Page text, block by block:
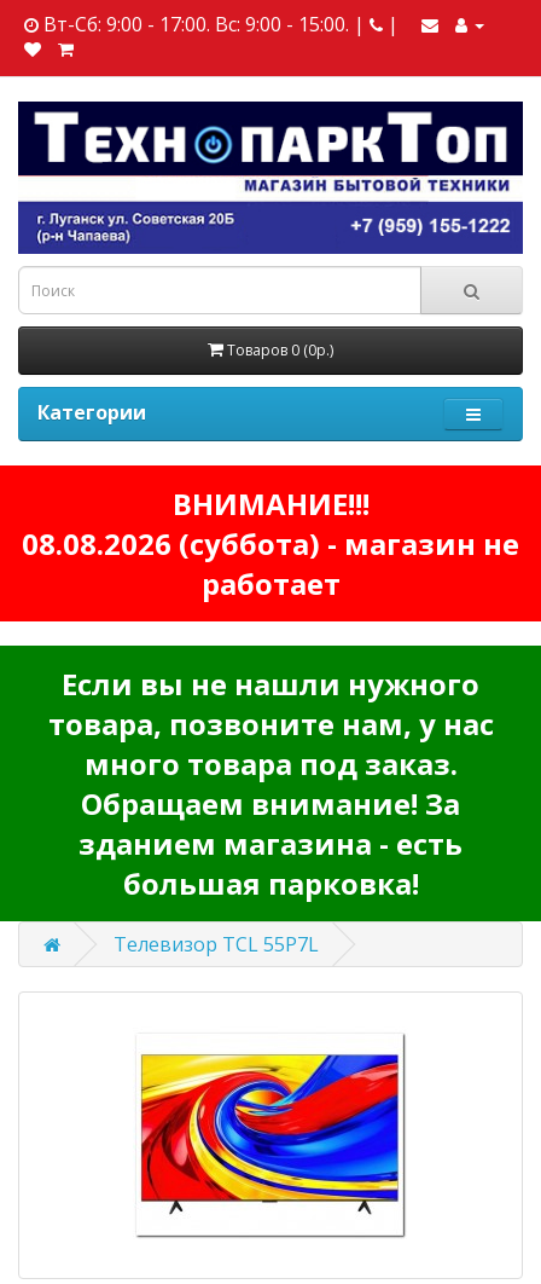
Вт-Сб: 9:00 - 17:00. Вс: 9:00 - 15:00. | |
Товаров 0 (0р.)
Категории
ВНИМАНИЕ!!!
08.08.2026 (суббота) - магазин не
работает
Если вы не нашли нужного
товара, позвоните нам, у нас
много товара под заказ.
Обращаем внимание! За
зданием магазина - есть
большая парковка!
Телевизор TCL 55P7L